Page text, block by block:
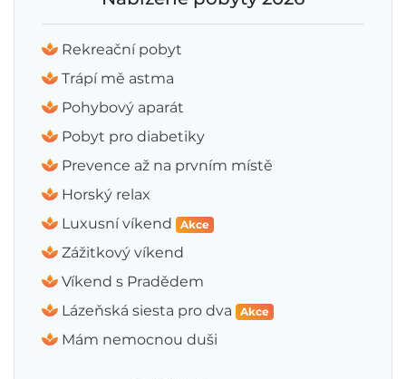
Rekreační pobyt
Trápí mě astma
Pohybový aparát
Pobyt pro diabetiky
Prevence až na prvním místě
Horský relax
Luxusní víkend
Akce
Zážitkový víkend
Víkend s Pradědem
Lázeňská siesta pro dva
Akce
Mám nemocnou duši